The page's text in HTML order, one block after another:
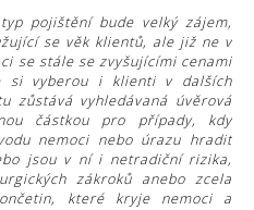
pojištění bude velký zájem,
se věk klientů, ale již ne v
se stále se zvyšujícími cenami
si vyberou i klienti v dalších
zůstává vyhledávaná úvěrová
částkou pro případy, kdy
nemoci nebo úrazu hradit
jsou v ní i netradiční rizika,
zákroků anebo zcela
které kryje nemoci a